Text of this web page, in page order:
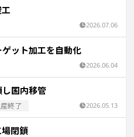
2026.07.06
ット加工を自動化
2026.06.04
国内移管
終了 2026.05.13
閉鎖